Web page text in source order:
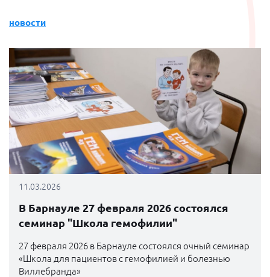
новости
11.03.2026
В Барнауле 27 февраля 2026 состоялся
семинар "Школа гемофилии"
27 февраля 2026 в Барнауле состоялся очный семинар
«Школа для пациентов с гемофилией и болезнью
Виллебранда»